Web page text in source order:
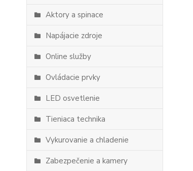
Aktory a spinace
Napájacie zdroje
Online služby
Ovládacie prvky
LED osvetlenie
Tieniaca technika
Vykurovanie a chladenie
Zabezpečenie a kamery